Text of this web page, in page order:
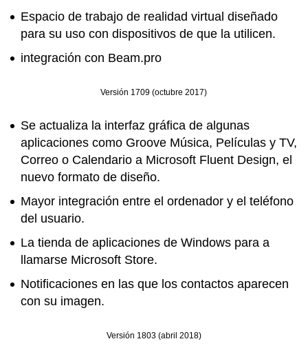
Espacio de trabajo de realidad virtual diseñado
para su uso con dispositivos de que la utilicen.
integración con Beam.pro
Versión 1709 (octubre 2017)
Se actualiza la interfaz gráfica de algunas
aplicaciones como Groove Música, Películas y TV,
Correo o Calendario a Microsoft Fluent Design, el
nuevo formato de diseño.
Mayor integración entre el ordenador y el teléfono
del usuario.
La tienda de aplicaciones de Windows para a
llamarse Microsoft Store.
Notificaciones en las que los contactos aparecen
con su imagen.
Versión 1803 (abril 2018)